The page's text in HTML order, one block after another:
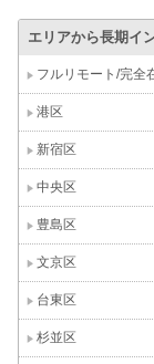
エリアから長期イ
フルリモート/完全
港区
新宿区
中央区
豊島区
文京区
台東区
杉並区